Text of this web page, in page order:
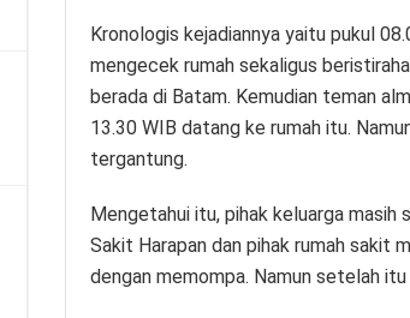
Kronologis kejadiannya yaitu pukul
mengecek rumah sekaligus
berada di Batam. Kemudian teman
13.30 WIB datang ke rumah itu.
tergantung.
Mengetahui itu, pihak keluarga masih
Sakit Harapan dan pihak rumah sakit
dengan memompa. Namun setelah